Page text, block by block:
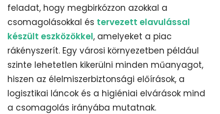
feladat, hogy megbirkózzon azokkal a
csomagolásokkal és tervezett elavulással
készült eszközökkel, amelyeket a piac
rákényszerít. Egy városi környezetben például
szinte lehetetlen kikerülni minden műanyagot,
hiszen az élelmiszerbiztonsági előírások, a
logisztikai láncok és a higiéniai elvárások mind
a csomagolás irányába mutatnak.